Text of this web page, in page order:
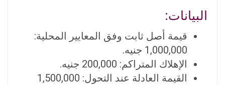
البيانات:
قيمة أصل ثابت وفق المعايير المحلية:
1,000,000 جنيه.
الإهلاك المتراكم: 200,000 جنيه.
القيمة العادلة عند التحول: 1,500,000